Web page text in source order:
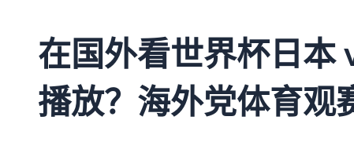
在国外看世界杯日本
播放？海外党体育观